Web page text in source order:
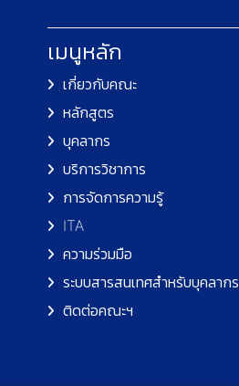
เมนูหลัก
เกี่ยวกับคณะ
หลักสูตร
บุคลากร
บริการวิชาการ
การจัดการความรู้
ITA
ความร่วมมือ
ระบบสารสนเทศสำหรับบุคลากร
ติดต่อคณะฯ